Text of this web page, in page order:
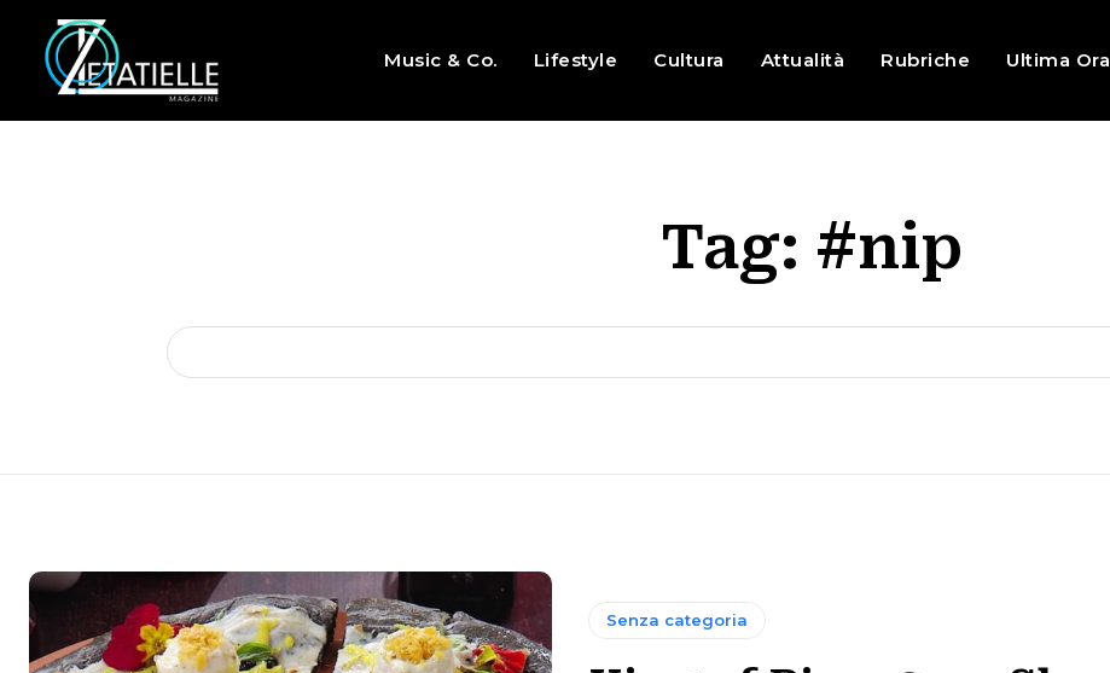
Music & Co. Lifestyle Cultura Attualità Rubriche Ultima Ora
Tag: #nip
Senza categoria